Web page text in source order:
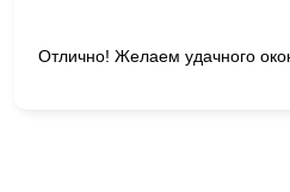
Отлично! Желаем удачного